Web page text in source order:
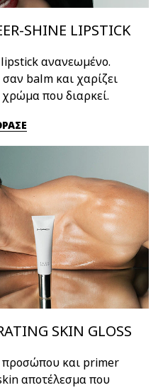
SHINE LIPSTICK
ανανεωμένο.
balm και χαρίζει
που διαρκεί.
SKIN GLOSS
και primer
αποτέλεσμα που